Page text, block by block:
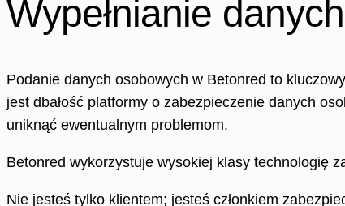
Wypełnianie
Podanie danych osobowych w Betonred to
jest dbałość platformy o zabezpieczenie danych
uniknąć ewentualnym problemom.
Betonred wykorzystuje wysokiej klasy technologię
Nie jesteś tylko klientem; jesteś członkiem